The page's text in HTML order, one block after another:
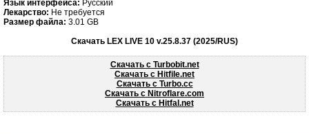
Язык интерфейса: Русский
Лекарство: Не требуется
Размер файла: 3.01 GB
Скачать LEX LIVE 10 v.25.8.37 (2025/RUS)
Скачать с Turbobit.net
Скачать с Hitfile.net
Скачать с Turbo.cc
Скачать с Nitroflare.com
Скачать с Hitfal.net